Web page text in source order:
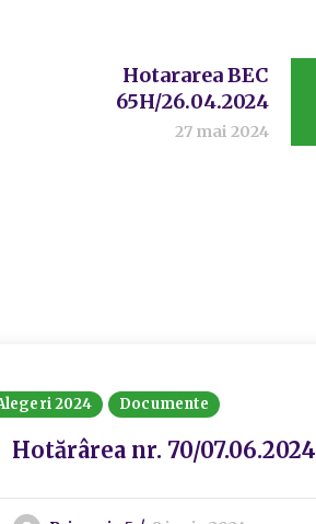
Hotararea BEC
65H/26.04.2024
27 mai 2024
2024 Documente
Hotărârea nr. 70/07.06.2024